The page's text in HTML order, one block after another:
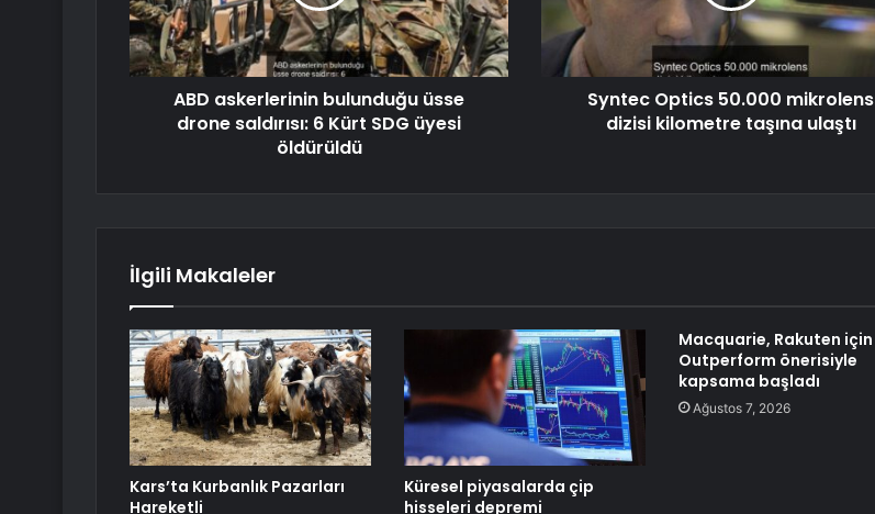
ABD askerlerinin bulunduğu üsse
drone saldırısı: 6 Kürt SDG üyesi
öldürüldü
Syntec Optics 50.000 mikrolens
dizisi kilometre taşına ulaştı
İlgili Makaleler
Kars’ta Kurbanlık Pazarları
Hareketli
Küresel piyasalarda çip
hisseleri depremi
Macquarie, Rakuten için
Outperform önerisiyle
kapsama başladı
Ağustos 7, 2026